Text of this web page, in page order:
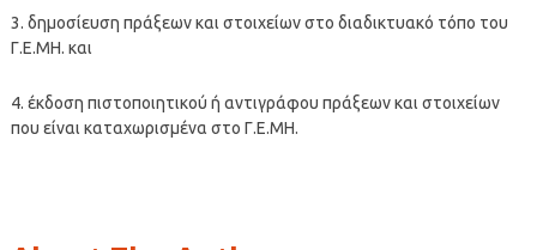
3. δημοσίευση πράξεων και στοιχείων στο διαδικτυακό τόπο του
Γ.Ε.ΜΗ. και
4. έκδοση πιστοποιητικού ή αντιγράφου πράξεων και στοιχείων
που είναι καταχωρισμένα στο Γ.Ε.ΜΗ.